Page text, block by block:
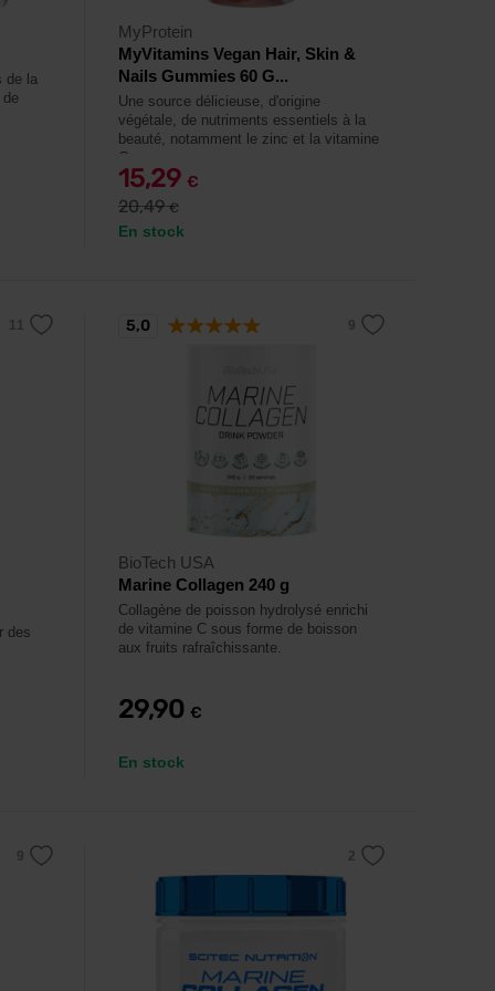
de la
de
MyProtein
MyVitamins Vegan Hair, Skin &
Nails Gummies 60 G...
Une source délicieuse, d'origine
végétale, de nutriments essentiels à la
beauté, notamment le zinc et la vitamine
C.
15,29 €
20,49€
En stock
des
BioTech USA
Marine Collagen 240 g
Collagène de poisson hydrolysé enrichi
de vitamine C sous forme de boisson
aux fruits rafraîchissante.
29,90 €
En stock
5,0